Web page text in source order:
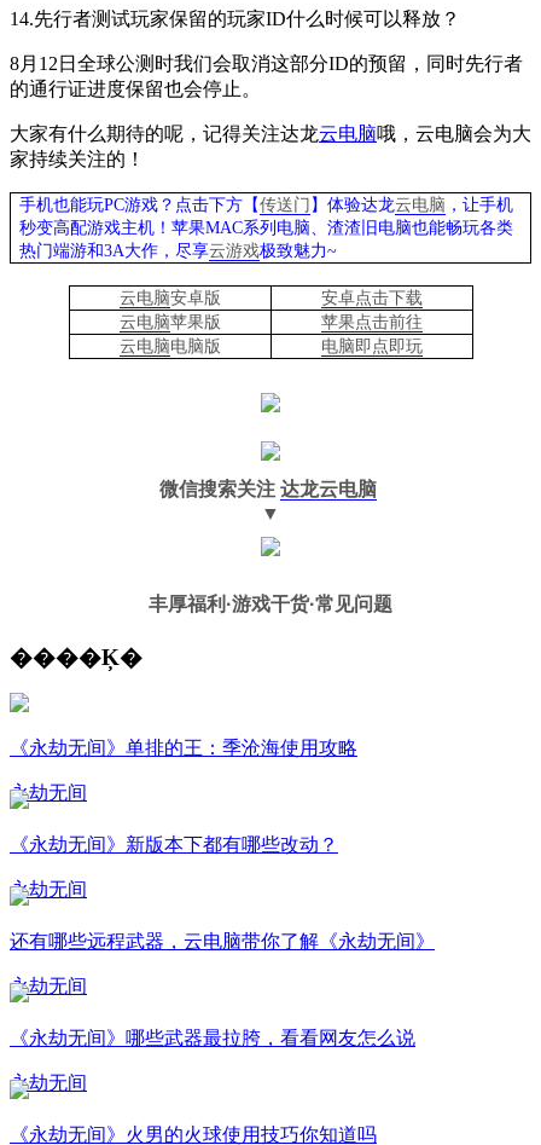
14.先行者测试玩家保留的玩家ID什么时候可以释放？
8月 12 日全球公测时我们会取消这部分ID的预留，同时先行者
的通行证进度保留也会停止。
大家有什么期待的呢，记得关注达龙云电脑哦，云电脑会为大
家持续关注的！
手机也能玩PC游戏？点击下方【传送门 】体验达龙云电脑 ，让手机
秒变高配游戏主机 ！苹果MAC系列电脑、渣渣旧电脑也能畅玩各类
热门端游和3A大作， 尽享云游戏极致魅力~
云电脑安卓版
安卓点击下载
云电脑苹果版
苹果点击前往
云电脑电脑 版 电脑即点即玩
微信搜索关注 达龙云电脑
▼
丰厚福利 ·游戏干货·常见问题
����Ķ�
《永劫无间》单排的王：季沧海使用攻略
永劫无间
《永劫无间》新版本下都有哪些改动？
永劫无间
还有哪些远程武器，云电脑带你了解《永劫无间》
永劫无间
《永劫无间》哪些武器最拉胯，看看网友怎么说
永劫无间
《永劫无间》火男的火球使用技巧你知道吗